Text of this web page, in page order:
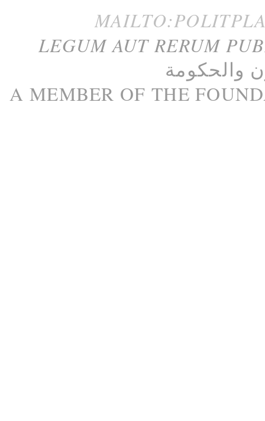
LEGUM AUT RERUM
والحكومة
A MEMBER OF THE